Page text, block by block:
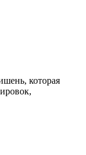
которая